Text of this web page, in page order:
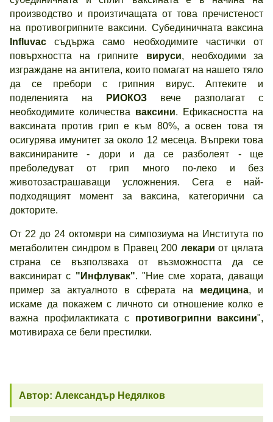
производство и произтичащата от това пречистеност
на противогрипните ваксини. Субединичната ваксина
Influvac съдържа само необходимите частички от
повърхността на грипните вируси, необходими за
изграждане на антитела, които помагат на нашето тяло
да се пребори с грипния вирус. Аптеките и
поделенията на
РИОКОЗ вече разполагат с
необходимите количества ваксини. Ефикасността на
ваксината против грип е към 80%, а освен това тя
осигурява имунитет за около 12 месеца. Въпреки това
ваксинираните - дори и да се разболеят - ще
преболедуват от грип много по-леко и без
животозастрашаващи усложнения. Сега е най-
подходящият момент за ваксина, категорични са
докторите.
От 22 до 24 октомври на симпозиума на Института по
метаболитен синдром в Правец 200 лекари от цялата
страна се възползваха от възможността да се
ваксинират с "Инфлувак". "Ние сме хората, даващи
пример за актуалното в сферата на медицина, и
искаме да покажем с личното си отношение колко е
важна профилактиката с противогрипни ваксини",
мотивираха се бели престилки.
Автор: Александър Недялков